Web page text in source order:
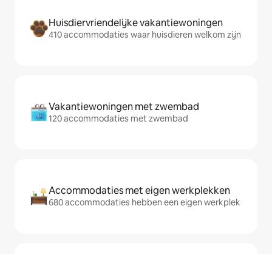
Huisdiervriendelijke vakantiewoningen
410 accommodaties waar huisdieren welkom zijn
Vakantiewoningen met zwembad
120 accommodaties met zwembad
Accommodaties met eigen werkplekken
680 accommodaties hebben een eigen werkplek